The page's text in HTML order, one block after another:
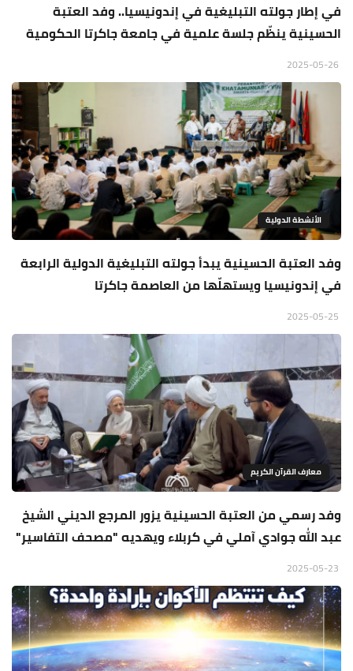
في إطار جولته التبليغية في إندونيسيا.. وفد العتبة
الحسينية ينظّم جلسة علمية في جامعة جاكرتا الحكومية
الأنشطة الدولية
وفد العتبة الحسينية يبدأ جولته التبليغية الدولية الرابعة
في إندونيسيا ويستهلّها من العاصمة جاكرتا
معارف القرآن الكريم
وفد رسمي من العتبة الحسينية يزور المرجع الديني الشيخ
عبد الله جوادي آملي في كربلاء ويهديه "مصحف التفاسير"